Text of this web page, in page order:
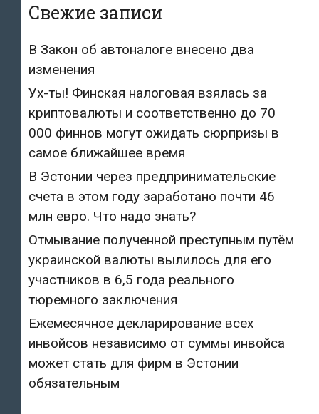
Свежие записи
В Закон об автоналоге внесено два
изменения
Ух-ты! Финская налоговая взялась за
криптовалюты и соответственно до 70
000 финнов могут ожидать сюрпризы в
самое ближайшее время
В Эстонии через предпринимательские
счета в этом году заработано почти 46
млн евро. Что надо знать?
Отмывание полученной преступным путём
украинской валюты вылилось для его
участников в 6,5 года реального
тюремного заключения
Ежемесячное декларирование всех
инвойсов независимо от суммы инвойса
может стать для фирм в Эстонии
обязательным